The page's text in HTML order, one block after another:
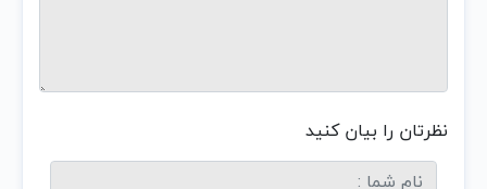
نظرتان را بیان کنید